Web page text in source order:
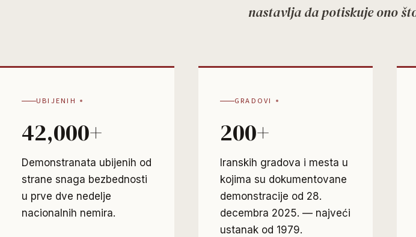
nastavlja da potiskuje ono
UBIJENIH
42,000+
Demonstranata ubijenih od
strane snaga bezbednosti
u prve dve nedelje
nacionalnih nemira.
GRADOVI
200+
Iranskih gradova i mesta u
kojima su dokumentovane
demonstracije od 28.
decembra 2025. — najveći
ustanak od 1979.